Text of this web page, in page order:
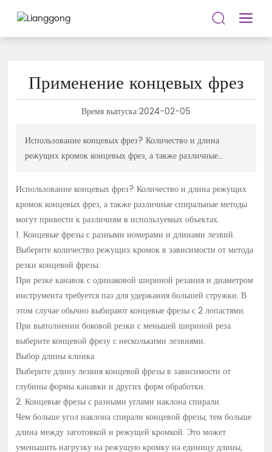
Применение концевых фрез
Время выпуска:2024-02-05
Использование концевых фрез? Количество и длина
режущих кромок концевых фрез, а также различные
используемых объектах. 1. Концевые фрезы с разными
номерами и длинами лезвий. Выберите количество
режущих кромок в зависимости от метода резки концевой
фрезы. При резке канавок с одинаковой шириной резания
и диаметром инструмента требуется паз для удержания
большей стружки. В этом случае обычно выбирают
концевые фрезы с 2 лопастями. При выполнении боковой
резки с меньшей шириной реза выберите концевой фрезу с
несколькими лезвиями. Выбор длины клинка
Использование концевых фрез? Количество и длина режущих
кромок концевых фрез, а также различные спиральные методы
могут привести к различиям в используемых объектах.
1. Концевые фрезы с разными номерами и длинами лезвий.
Выберите количество режущих кромок в зависимости от метода
резки концевой фрезы.
При резке канавок с одинаковой шириной резания и диаметром
инструмента требуется паз для удержания большей стружки. В
этом случае обычно выбирают концевые фрезы с 2 лопастями.
При выполнении боковой резки с меньшей шириной реза
выберите концевой фрезу с несколькими лезвиями.
Выбор длины клинка
Выберите длину лезвия концевой фрезы в зависимости от
глубины формы канавки и других форм обработки.
2. Концевые фрезы с разными углами наклона спирали.
Чем больше угол наклона спирали концевой фрезы, тем больше
длина между заготовкой и режущей кромкой. Это может
уменьшить нагрузку на режущую кромку на единицу длины,